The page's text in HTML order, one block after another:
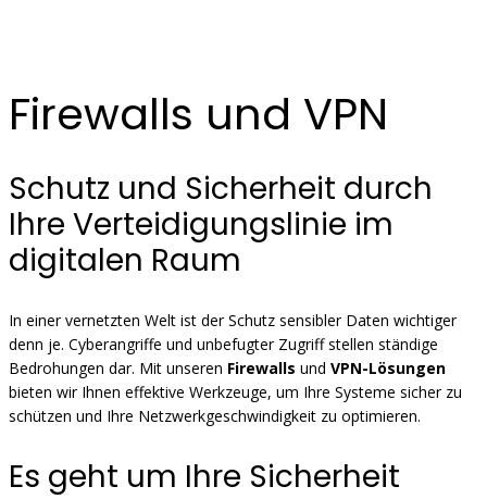
Firewalls und VPN
Schutz und Sicherheit durch
Ihre Verteidigungslinie im
digitalen Raum
In einer vernetzten Welt ist der Schutz sensibler Daten wichtiger
denn je. Cyberangriffe und unbefugter Zugriff stellen ständige
Bedrohungen dar. Mit unseren Firewalls und VPN-Lösungen
bieten wir Ihnen effektive Werkzeuge, um Ihre Systeme sicher zu
schützen und Ihre Netzwerkgeschwindigkeit zu optimieren.
Es geht um Ihre Sicherheit